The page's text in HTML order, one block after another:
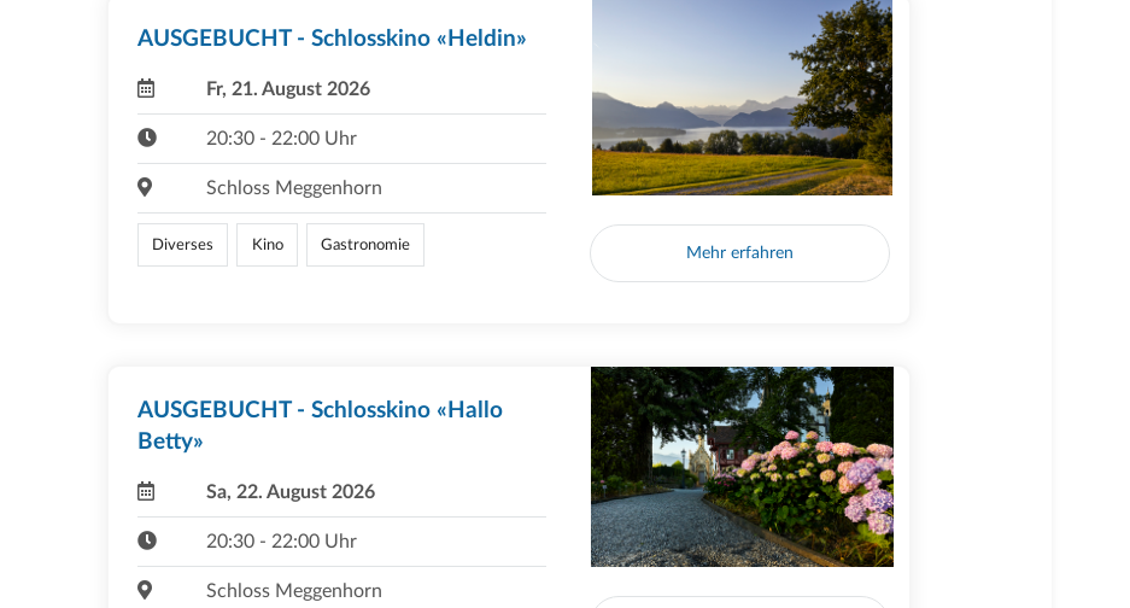
AUSGEBUCHT - Schlosskino «Heldin»
Fr, 21. August 2026
20:30 - 22:00 Uhr
Schloss Meggenhorn
Diverses Kino Gastronomie Mehr erfahren
AUSGEBUCHT - Schlosskino «Hallo
Betty»
Sa, 22. August 2026
20:30 - 22:00 Uhr
Schloss Meggenhorn